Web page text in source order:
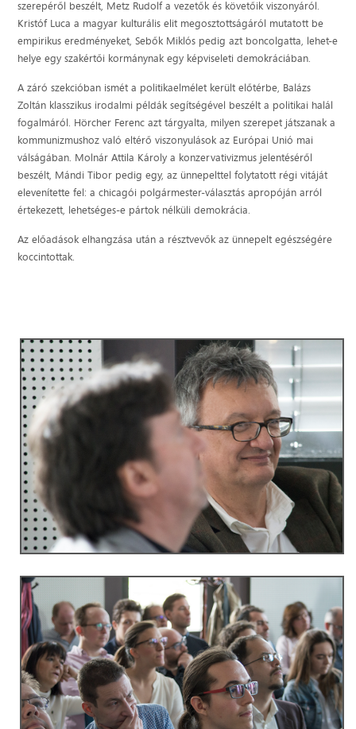
szerepéről beszélt, Metz Rudolf a vezetők és követőik viszonyáról.
Kristóf Luca a magyar kulturális elit megosztottságáról mutatott be
empirikus eredményeket, Sebők Miklós pedig azt boncolgatta, lehet-e
helye egy szakértői kormánynak egy képviseleti demokráciában.
A záró szekcióban ismét a politikaelmélet került előtérbe, Balázs
Zoltán klasszikus irodalmi példák segítségével beszélt a politikai halál
fogalmáról. Hörcher Ferenc azt tárgyalta, milyen szerepet játszanak a
kommunizmushoz való eltérő viszonyulások az Európai Unió mai
válságában. Molnár Attila Károly a konzervativizmus jelentéséről
beszélt, Mándi Tibor pedig egy, az ünnepelttel folytatott régi vitáját
elevenítette fel: a chicagói polgármester-választás apropóján arról
értekezett, lehetséges-e pártok nélküli demokrácia.
Az előadások elhangzása után a résztvevők az ünnepelt egészségére
koccintottak.